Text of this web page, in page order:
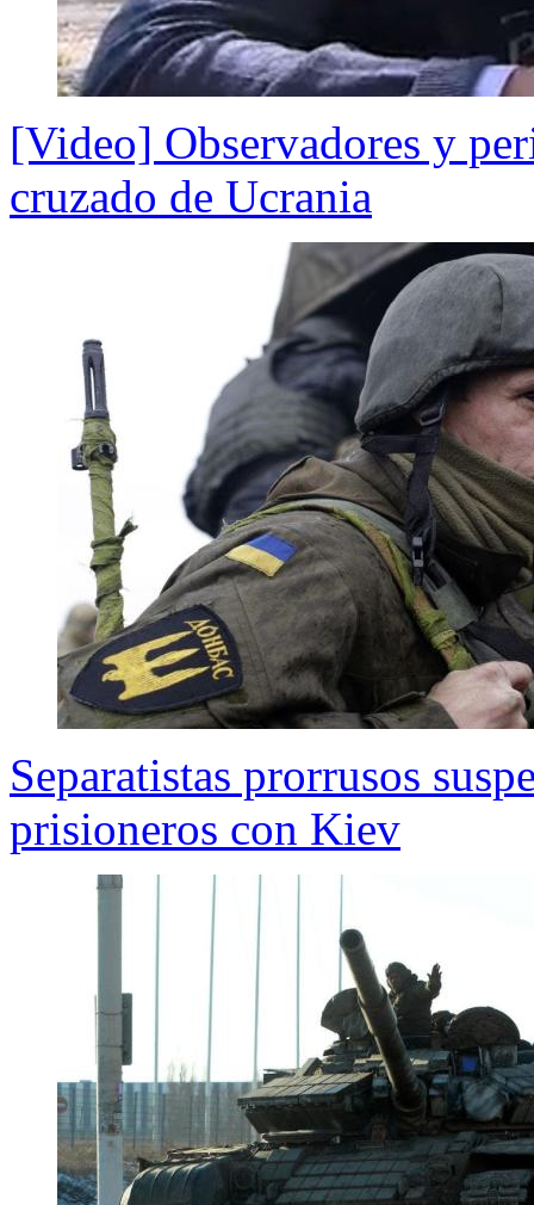
[Video] Observadores y
cruzado de Ucrania
Separatistas prorrusos
prisioneros con Kiev